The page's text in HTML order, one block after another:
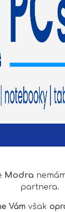
Modra
partnera.
Vám však